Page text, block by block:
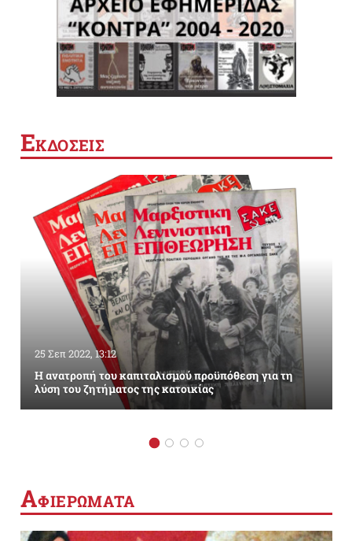
ΕΚΔΟΣΕΙΣ
25 Σεπ 2022, 13:12
Η ανατροπή του καπιταλισμού προϋπόθεση για τη
λύση του ζητήματος της κατοικίας
ΑΦΙΕΡΩΜΑΤΑ